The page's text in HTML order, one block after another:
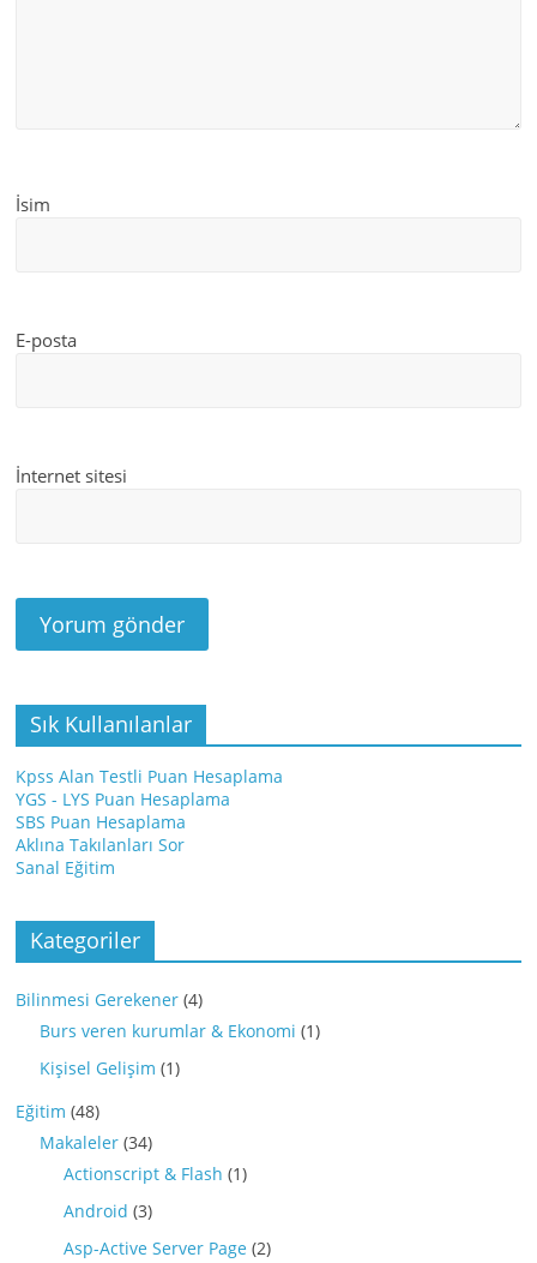
İsim
E-posta
İnternet sitesi
Sık Kullanılanlar
Kpss Alan Testli Puan Hesaplama
YGS - LYS Puan Hesaplama
SBS Puan Hesaplama
Aklına Takılanları Sor
Sanal Eğitim
Kategoriler
Bilinmesi Gerekener (4)
Burs veren kurumlar & Ekonomi (1)
Kişisel Gelişim (1)
Eğitim (48)
Makaleler (34)
Actionscript & Flash (1)
Android (3)
Asp-Active Server Page (2)